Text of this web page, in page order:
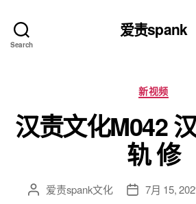
Search
爱责spank
分
类
新视频
汉责文化M042
轨 修
文 爱责spank文化
发 7月 15,